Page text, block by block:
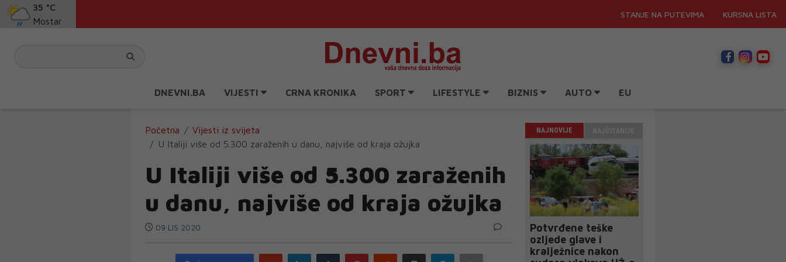
35 °C
Mostar
STANJE NA PUTEVIMA KURSNA LISTA
DNEVNI.BA VIJESTI CRNA KRONIKA SPORT LIFESTYLE BIZNIS AUTO EU
Početna
Vijesti iz svijeta
U Italiji više od 5.300 zaraženih u danu, najviše od kraja ožujka
U Italiji više od 5.300 zaraženih
u danu, najviše od kraja ožujka
09 LIS 2020
NAJNOVIJE
Potvrđene teške
ozljede glave i
kralježnice nakon